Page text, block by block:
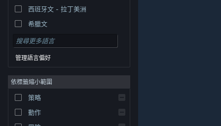
權人在美國與其它國家（地區）之財產。
Cookie
西班牙文 - 拉丁美洲
希臘文
管理語言偏好
依標籤縮小範圍
策略
動作